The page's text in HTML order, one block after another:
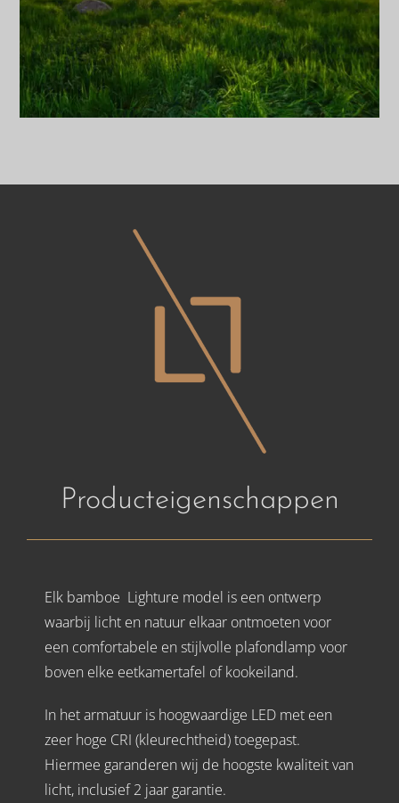
Producteigenschappen
Elk bamboe Lighture model is een ontwerp
waarbij licht en natuur elkaar ontmoeten voor
een comfortabele en stijlvolle plafondlamp voor
boven elke eetkamertafel of kookeiland.
In het armatuur is hoogwaardige LED met een
zeer hoge CRI (kleurechtheid) toegepast.
Hiermee garanderen wij de hoogste kwaliteit van
licht, inclusief 2 jaar garantie.